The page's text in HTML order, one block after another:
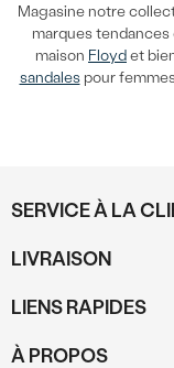
Magasine notre
marques
maison Floydet
sandales pour
SERVICE À LA
LIVRAISON
LIENS RAPIDES
À PROPOS